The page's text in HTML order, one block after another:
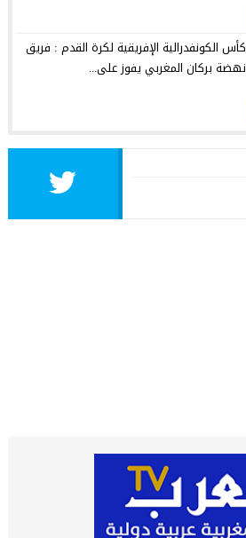
كأس الكونفدرالية الإفريقية لكرة القدم : فريق
نهضة بركان المغربي يفوز على...